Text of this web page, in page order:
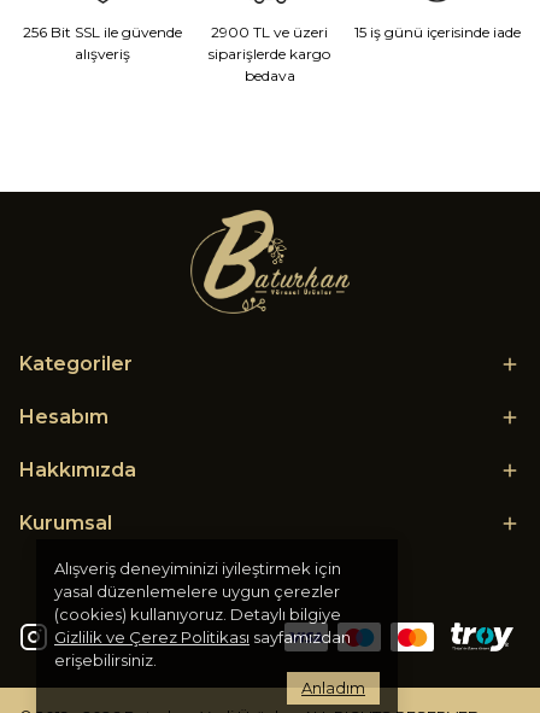
Alışveriş deneyiminizi iyileştirmek için
yasal düzenlemelere uygun çerezler
(cookies) kullanıyoruz. Detaylı bilgiye
Gizlilik ve Çerez Politikası sayfamızdan
erişebilirsiniz.
Anladım
256 Bit SSL ile güvende
alışveriş
2900 TL ve üzeri
siparişlerde kargo
bedava
15 iş günü içerisinde iade
Kategoriler
Hesabım
Hakkımızda
Kurumsal